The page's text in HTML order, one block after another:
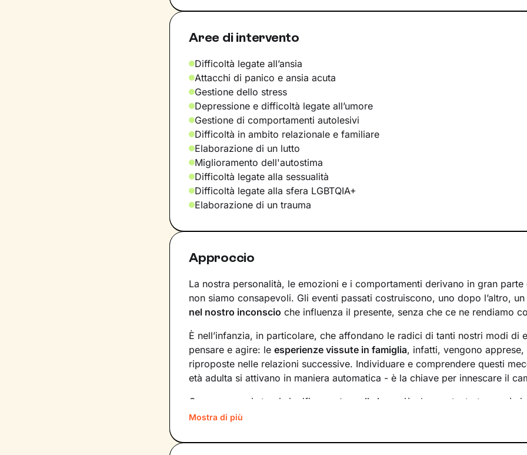
Aree di intervento
Difficoltà legate all’ansia
Attacchi di panico e ansia acuta
Gestione dello stress
Depressione e difficoltà legate all’umore
Gestione di comportamenti autolesivi
Difficoltà in ambito relazionale e familiare
Elaborazione di un lutto
Miglioramento dell'autostima
Difficoltà legate alla sessualità
Difficoltà legate alla sfera LGBTQIA+
Elaborazione di un trauma
Approccio
La nostra personalità, le emozioni e i comportamenti derivano in gran
non siamo consapevoli. Gli eventi passati costruiscono, uno dopo l’altro, un
nel nostro inconscio che influenza il presente, senza che ce ne rendiamo
È nell’infanzia, in particolare, che affondano le radici di tanti nostri modi di
pensare e agire: le esperienze vissute in famiglia, infatti, vengono
riproposte nelle relazioni successive. Individuare e comprendere questi
età adulta si attivano in maniera automatica - è la chiave per innescare il
Conoscere noi stessi significa
portare alla luce
ciò che per tanto tempo è
quinte: raggiungere questo tipo di consapevolezza è il primo passo
Mostra di più